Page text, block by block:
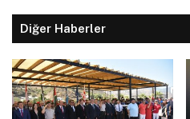
Diğer Haberler